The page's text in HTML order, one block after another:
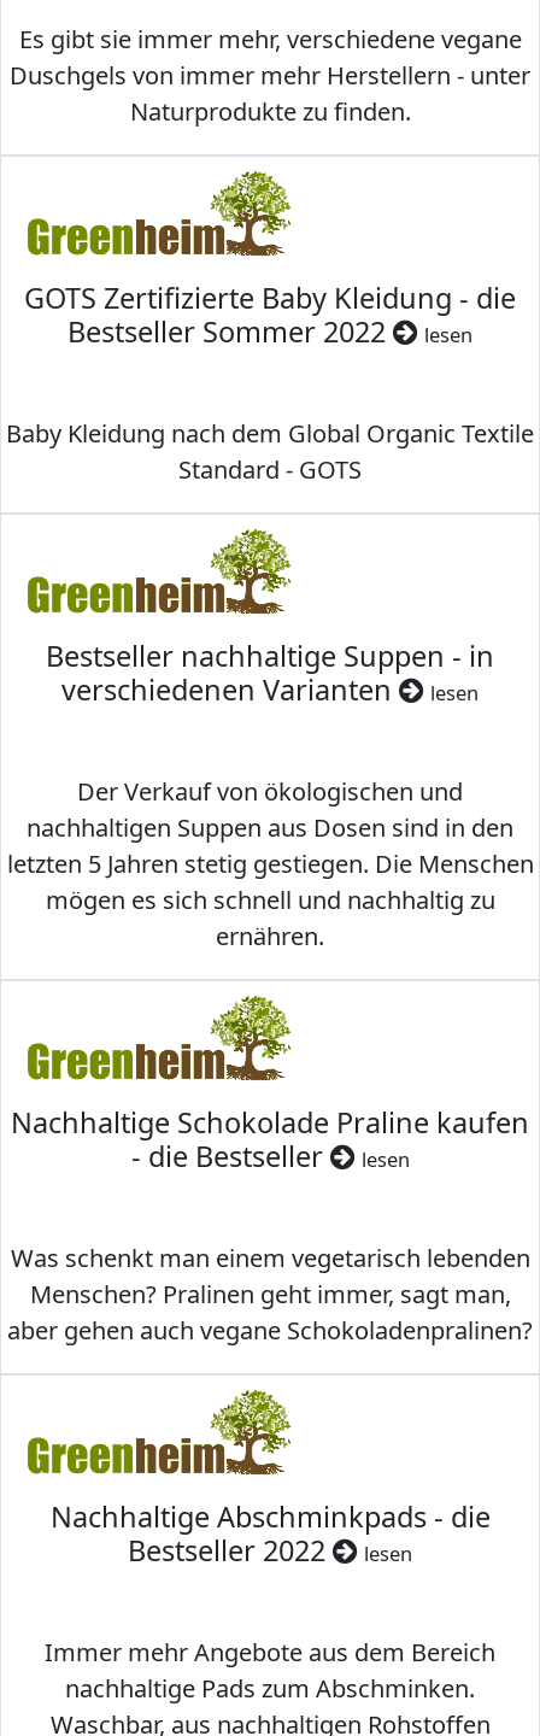
Es gibt sie immer mehr, verschiedene vegane
Duschgels von immer mehr Herstellern - unter
Naturprodukte zu finden.
GOTS Zertifizierte Baby Kleidung - die
Bestseller Sommer 2022
lesen
Baby Kleidung nach dem Global Organic Textile
Standard - GOTS
Bestseller nachhaltige Suppen - in
verschiedenen Varianten
lesen
Der Verkauf von ökologischen und
nachhaltigen Suppen aus Dosen sind in den
letzten 5 Jahren stetig gestiegen. Die Menschen
mögen es sich schnell und nachhaltig zu
ernähren.
Nachhaltige Schokolade Praline kaufen
- die Bestseller
lesen
Was schenkt man einem vegetarisch lebenden
Menschen? Pralinen geht immer, sagt man,
aber gehen auch vegane Schokoladenpralinen?
Nachhaltige Abschminkpads - die
Bestseller 2022
lesen
Immer mehr Angebote aus dem Bereich
nachhaltige Pads zum Abschminken.
Waschbar, aus nachhaltigen Rohstoffen